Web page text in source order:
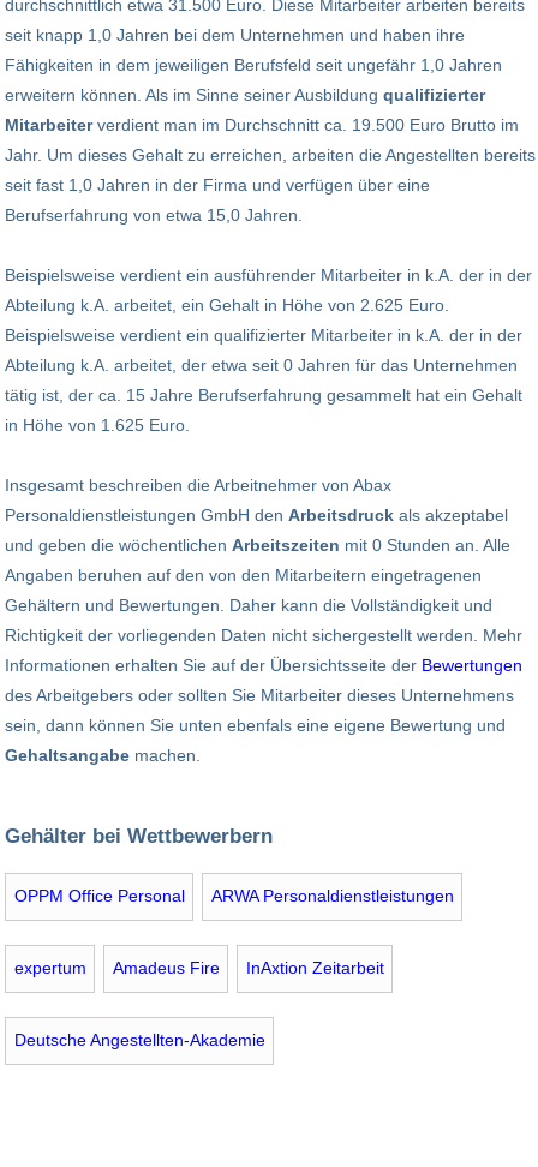
durchschnittlich etwa 31.500 Euro. Diese Mitarbeiter arbeiten bereits
seit knapp 1,0 Jahren bei dem Unternehmen und haben ihre
Fähigkeiten in dem jeweiligen Berufsfeld seit ungefähr 1,0 Jahren
erweitern können. Als im Sinne seiner Ausbildung qualifizierter
Mitarbeiterverdient man im Durchschnitt ca. 19.500 Euro Brutto im
Jahr. Um dieses Gehalt zu erreichen, arbeiten die Angestellten bereits
seit fast 1,0 Jahren in der Firma und verfügen über eine
Berufserfahrung von etwa 15,0 Jahren.
Beispielsweise verdient ein ausführender Mitarbeiter in k.A. der in der
Abteilung k.A. arbeitet, ein Gehalt in Höhe von 2.625 Euro.
Beispielsweise verdient ein qualifizierter Mitarbeiter in k.A. der in der
Abteilung k.A. arbeitet, der etwa seit 0 Jahren für das Unternehmen
tätig ist, der ca. 15 Jahre Berufserfahrung gesammelt hat ein Gehalt
in Höhe von 1.625 Euro.
Insgesamt beschreiben die Arbeitnehmer von Abax
Personaldienstleistungen GmbH den Arbeitsdruck als akzeptabel
und geben die wöchentlichen Arbeitszeiten mit 0 Stunden an. Alle
Angaben beruhen auf den von den Mitarbeitern eingetragenen
Gehältern und Bewertungen. Daher kann die Vollständigkeit und
Richtigkeit der vorliegenden Daten nicht sichergestellt werden. Mehr
Informationen erhalten Sie auf der Übersichtsseite der Bewertungen
des Arbeitgebers oder sollten Sie Mitarbeiter dieses Unternehmens
sein, dann können Sie unten ebenfals eine eigene Bewertung und
Gehaltsangabe machen.
Gehälter bei Wettbewerbern
OPPM Office Personal ARWA Personaldienstleistungen
expertum Amadeus Fire InAxtion Zeitarbeit
Deutsche Angestellten-Akademie